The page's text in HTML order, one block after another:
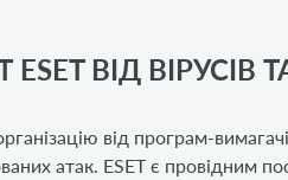
ESET ВІД
від програм-
атак. ESET є провідним